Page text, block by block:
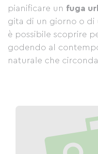
pianificare un fuga
gita di un giorno o di
è possibile scoprire
godendo al
naturale che